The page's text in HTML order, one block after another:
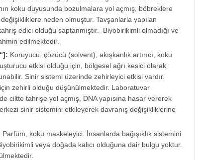
koku duyusunda bozulmalara yol açmış, böbreklere
neden olmuştur. Tavşanlarla yapılan
edici olduğu saptanmıştır. Biyobirikimli olmadığı ve
edilmektedir.
“]: Koruyucu, çözücü (solvent), akışkanlık artırıcı, koku
etkisi olduğu için, bölgesel ağrı kesici olarak
Sinir sistemi üzerinde zehirleyici etkisi vardır.
zehirli olduğu düşünülmektedir. Laboratuvar
ciltte tahrişe yol açmış, DNA yapısına hasar vererek
sinir sistemini etkileyerek davranış değişikliklerine
Parfüm, koku maskeleyici. İnsanlarda bağışıklık sistemini
veya doğada kalıcı olduğuna dair bulgu yoktur.